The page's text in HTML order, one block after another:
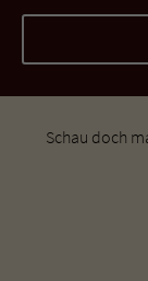
Schau doch